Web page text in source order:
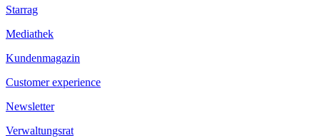
Starrag
Mediathek
Kundenmagazin
Customer experience
Newsletter
Verwaltungsrat